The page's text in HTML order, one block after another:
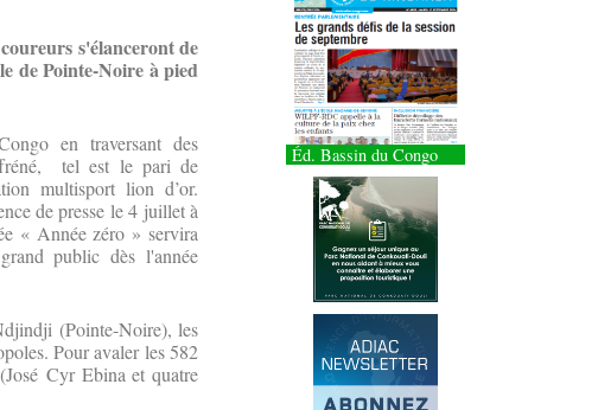
s'élanceront de
de Pointe-Noire à pied
en traversant des
tel est le pari de
multisport lion d’or.
de presse le 4 juillet à
« Année zéro » servira
public dès l'année
(Pointe-Noire), les
Pour avaler les 582
Cyr Ebina et quatre
Éd. Bassin du Congo